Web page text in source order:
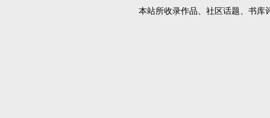
本站所收录作品、社区话题、书库